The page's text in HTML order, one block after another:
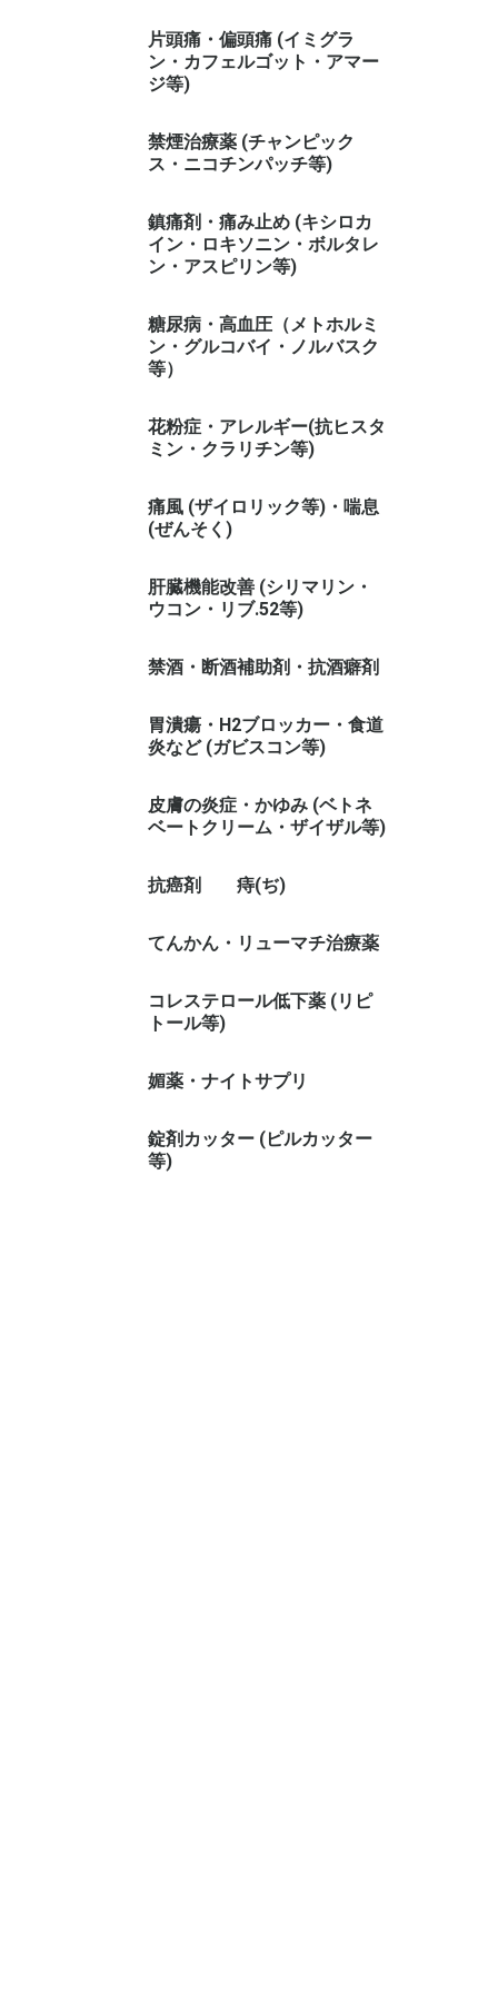
片頭痛・偏頭痛 (イミグラ
ン・カフェルゴット・アマー
ジ等)
禁煙治療薬 (チャンピック
ス・ニコチンパッチ等)
鎮痛剤・痛み止め (キシロカ
イン・ロキソニン・ボルタレ
ン・アスピリン等)
糖尿病・高血圧（メトホルミ
ン・グルコバイ・ノルバスク
等）
花粉症・アレルギー(抗ヒスタ
ミン・クラリチン等)
痛風 (ザイロリック等)・喘息
(ぜんそく)
肝臓機能改善 (シリマリン・
ウコン・リブ.52等)
禁酒・断酒補助剤・抗酒癖剤
胃潰瘍・H2ブロッカー・食道
炎など (ガビスコン等)
皮膚の炎症・かゆみ (ベトネ
ベートクリーム・ザイザル等)
抗癌剤 痔(ぢ)
てんかん・リューマチ治療薬
コレステロール低下薬 (リピ
トール等)
媚薬・ナイトサプリ
錠剤カッター (ピルカッター
等)